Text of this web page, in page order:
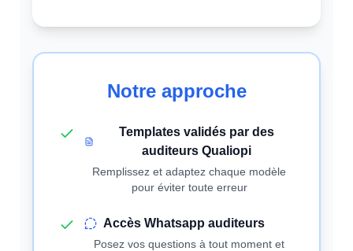
Notre approche
Templates validés par des
auditeurs Qualiopi
Remplissez et adaptez chaque modèle
pour éviter toute erreur
Accès Whatsapp auditeurs
Posez vos questions à tout moment et